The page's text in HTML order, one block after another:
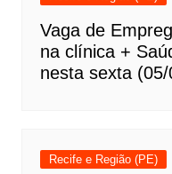
Vaga de
na clínica +
nesta sexta
Recife e Região (PE)